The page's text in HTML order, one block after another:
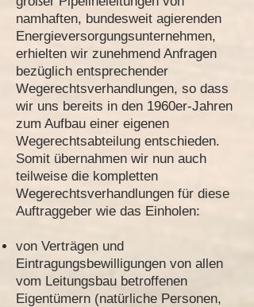
namhaften, bundesweit agierenden
Energieversorgungsunternehmen,
erhielten wir zunehmend Anfragen
bezüglich entsprechender
Wegerechtsverhandlungen, so dass
wir uns bereits in den 1960er-Jahren
zum Aufbau einer eigenen
Wegerechtsabteilung entschieden.
Somit übernahmen wir nun auch
teilweise die kompletten
Wegerechtsverhandlungen für diese
Auftraggeber wie das Einholen:
von Verträgen und
Eintragungsbewilligungen von allen
vom Leitungsbau betroffenen
Eigentümern (natürliche Personen,